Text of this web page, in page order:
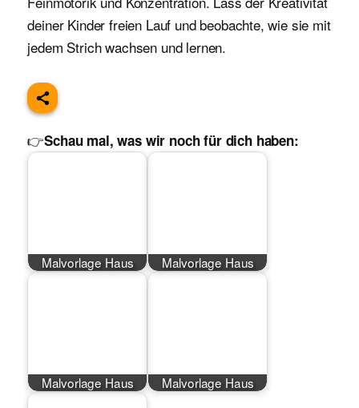
deiner Kinder freien Lauf und beobachte, wie sie mit
jedem Strich wachsen und lernen.
👉Schau mal, was wir noch für dich haben:
Malvorlage Haus Malvorlage Haus
Malvorlage Haus Malvorlage Haus